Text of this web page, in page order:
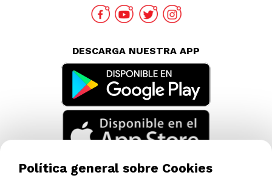
DESCARGA NUESTRA APP
Política general sobre Cookies